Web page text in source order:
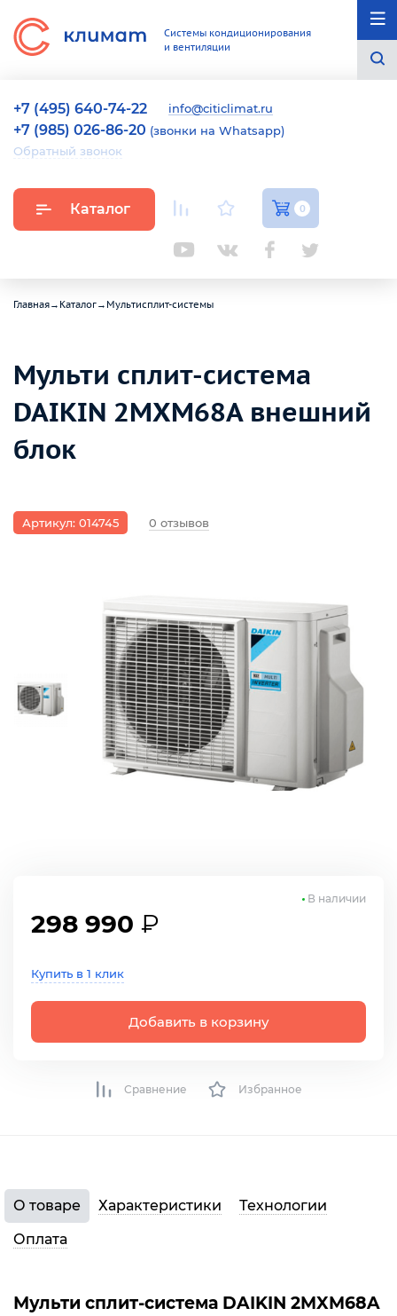
Системы кондиционирования
и вентиляции
+7 (495) 640-74-22 info@citiclimat.ru
+7 (985) 026-86-20 (звонки на Whatsapp)
Обратный звонок
Каталог 0
Главная→ Каталог→ Мультисплит-системы
Мульти сплит-система
DAIKIN 2MXM68A внешний
блок
Артикул: 014745 0 отзывов
298 990 ₽
Купить в 1 клик
Добавить в корзину
В наличии
Сравнение Избранное
О товаре Характеристики
Технологии
Оплата
Мульти сплит-система DAIKIN 2MXM68A